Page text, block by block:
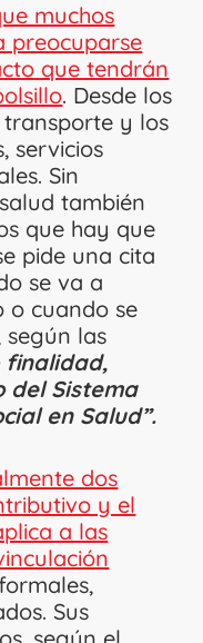
muchos
preocuparse
que tendrán
. Desde los
y los
servicios
Sin
también
que hay que
pide una cita
se va a
o cuando se
según las
finalidad,
del Sistema
en Salud”.
dos
y el
a las
Sus